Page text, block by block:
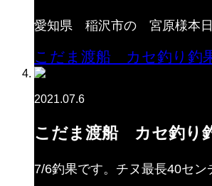
愛知県 稲沢市の 宮原様本
こだま渡船 カセ釣り釣
2021.07.6
こだま渡船 カセ釣り
7/6釣果です。チヌ最長40セ